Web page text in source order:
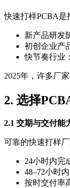
快速打样PCBA是
新产品研发
初创企业产
快节奏行业
2025年，许多厂
2. 选择
2.1 交期与交付能
可靠的快速打样厂
24小时内完
48–72小时
按时交付率